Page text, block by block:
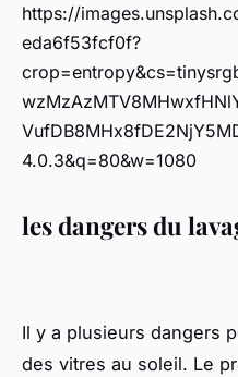
https://
eda6f53fcf0f?
4.0.3&q=80&w=1080
les dangers du
Il y a plusieurs dangers
des vitres au soleil. Le